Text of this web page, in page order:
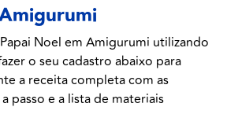
Noel em Amigurumi utilizando
o seu cadastro abaixo para
a receita completa com as
passo e a lista de materiais